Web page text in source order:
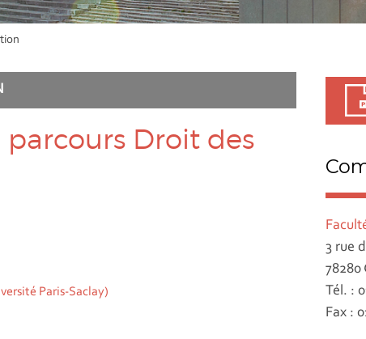
Droit des
Paris-Saclay)
3 rue
78280
Tél. :
Fax :